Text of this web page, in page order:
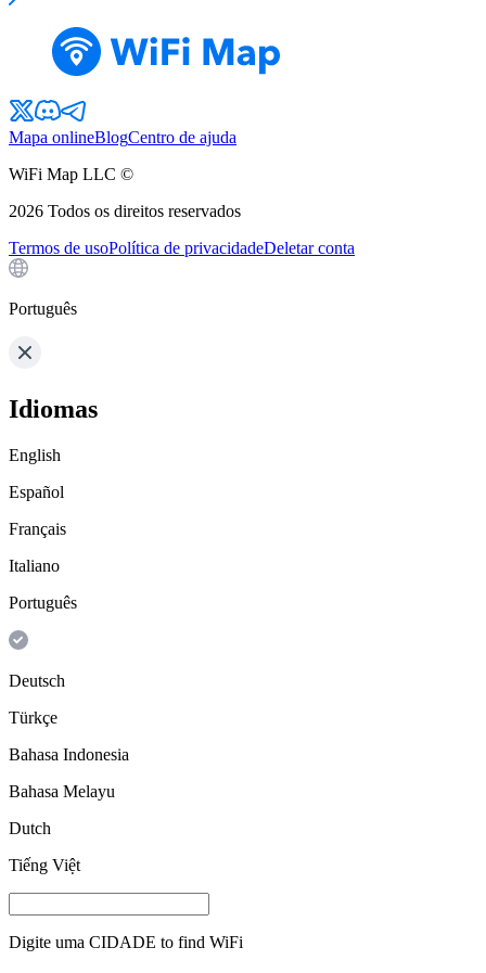
Mapa onlineBlogCentro de ajuda
WiFi Map LLC ©
2026 Todos os direitos reservados
Termos de usoPolítica de privacidadeDeletar conta
Português
Idiomas
English
Español
Français
Italiano
Português
Deutsch
Türkçe
Bahasa Indonesia
Bahasa Melayu
Dutch
Tiếng Việt
Digite uma CIDADE to find WiFi